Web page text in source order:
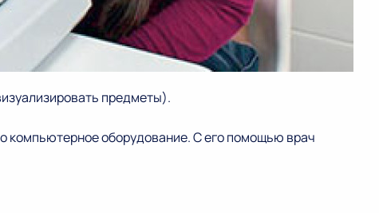
предметы).
компьютерное оборудование. С его помощью врач